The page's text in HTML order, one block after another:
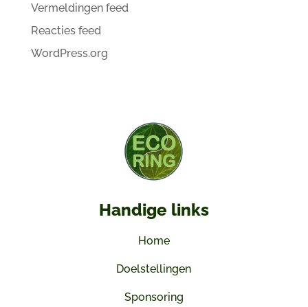
Vermeldingen feed
Reacties feed
WordPress.org
Handige links
Home
Doelstellingen
Sponsoring